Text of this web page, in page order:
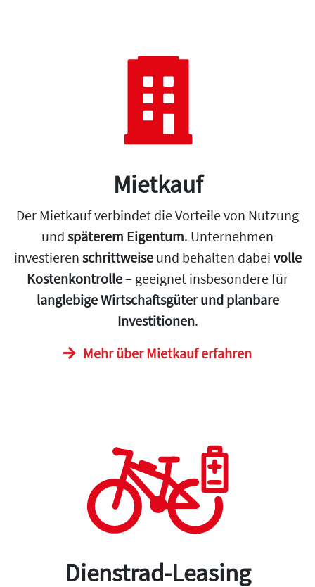
Mietkauf
Der Mietkauf verbindet die Vorteile von Nutzung
und späterem Eigentum. Unternehmen
investieren schrittweiseund behalten dabei volle
Kostenkontrolle– geeignet insbesondere für
langlebige Wirtschaftsgüter und planbare
Investitionen.
Mehr über Mietkauf erfahren
Dienstrad-Leasing